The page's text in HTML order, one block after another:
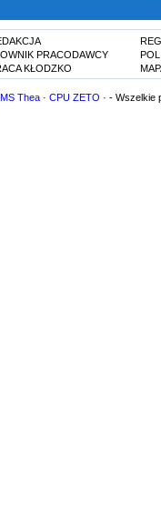
PRACODAWCY
KŁODZKO
Thea · CPU ZETO · - Wszelkie